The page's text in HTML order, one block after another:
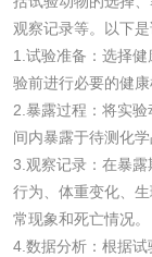
观察记录等。以下
1.试验准备：选择
验前进行必要的健康
2.暴露过程：将实
间内暴露于待测化
3.观察记录：在暴
行为、体重变化、
常现象和死亡情况。
4.数据分析：根据